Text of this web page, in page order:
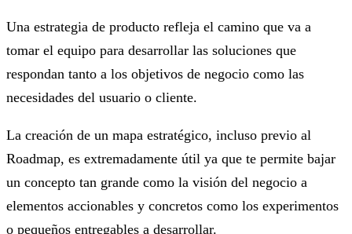
Una estrategia de producto refleja el camino que va a
tomar el equipo para desarrollar las soluciones que
respondan tanto a los objetivos de negocio como las
necesidades del usuario o cliente.
La creación de un mapa estratégico, incluso previo al
Roadmap, es extremadamente útil ya que te permite bajar
un concepto tan grande como la visión del negocio a
elementos accionables y concretos como los experimentos
o pequeños entregables a desarrollar.